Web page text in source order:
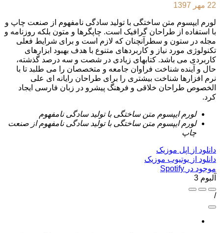
22 مهر 1397
لورم ایپسوم متن ساختگی با تولید سادگی نامفهوم از صنعت چاپ و
با استفاده از طراحان گرافیک است. چاپگرها و متون بلکه روزنامه و
مجله در ستون و سطرآنچنان که لازم است و برای شرایط فعلی
تکنولوژی مورد نیاز و کاربردهای متنوع با هدف بهبود ابزارهای
کاربردی می باشد. کتابهای زیادی در شصت و سه درصد گذشته،
حال و آینده شناخت فراوان جامعه و متخصصان را می طلبد تا با
نرم افزارها شناخت بیشتری را برای طراحان رایانه ای علی
الخصوص طراحان خلاقی و فرهنگ پیشرو در زبان فارسی ایجاد
کرد.
لورم ایپسوم متن ساختگی با تولید سادگی نامفهوم
لورم ایپسوم متن ساختگی با تولید سادگی نامفهوم از صنعت
چاپ
دانلود از
اپل موزیک
دانلود از یوتیوب موزیک
موجود در Spotify
آلبوم 3
/